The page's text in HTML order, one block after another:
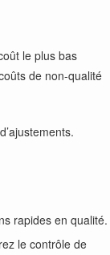
le plus bas
de non-qualité
rapides en qualité.
le contrôle de